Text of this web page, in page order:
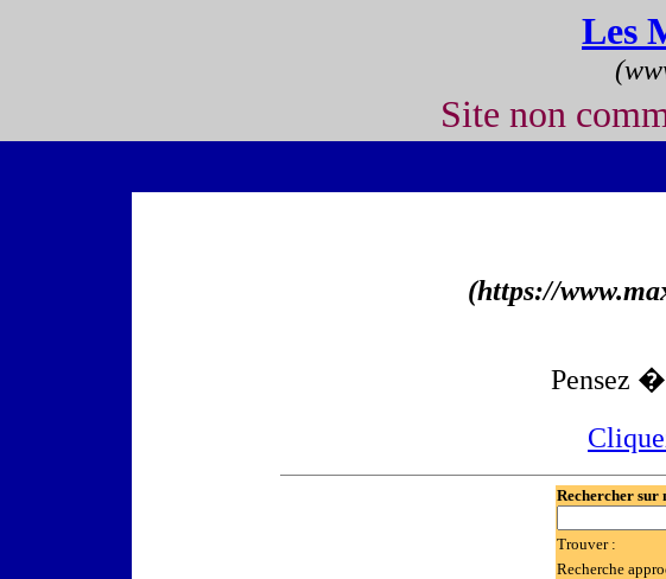
Les
Site non
(https://
Pensez
Rechercher sur
Trouver :
Recherche